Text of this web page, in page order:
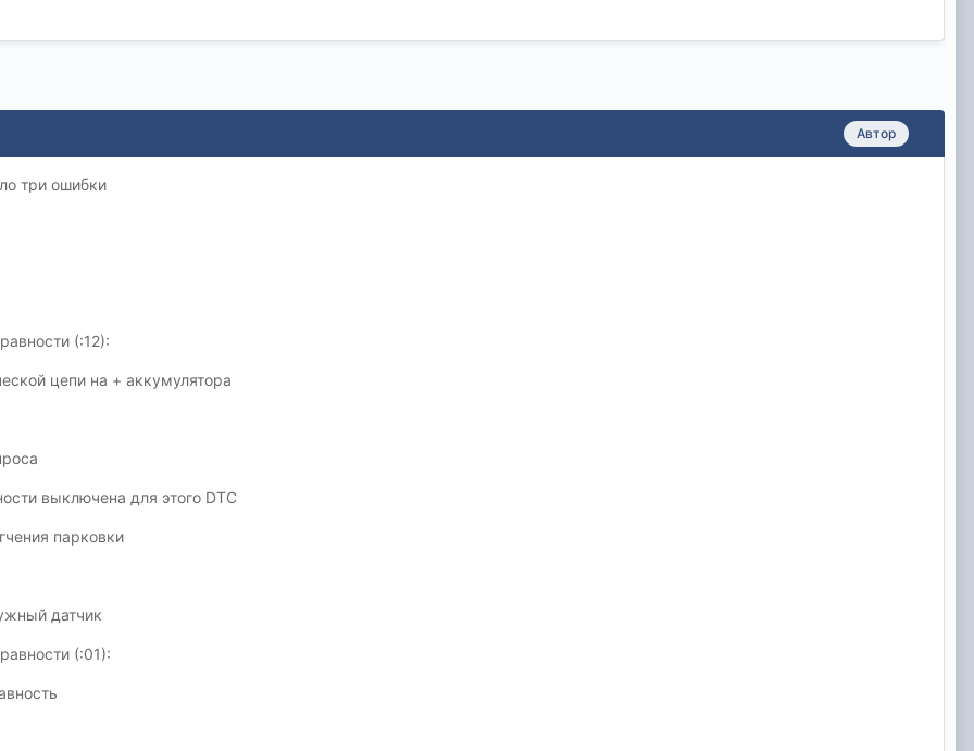
Автор
три ошибки
(:12):
цепи на + аккумулятора
выключена для этого DTC
парковки
датчик
(:01):